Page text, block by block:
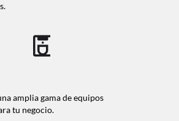
amplia gama de equipos
tu negocio.